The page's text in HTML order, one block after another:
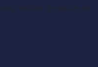
offset on value of